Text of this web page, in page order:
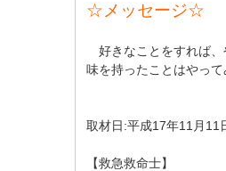
☆メッセージ☆
好きなことをすれば、
味を持ったことはやっ
取材日:平成17年11月11
【救急救命士】